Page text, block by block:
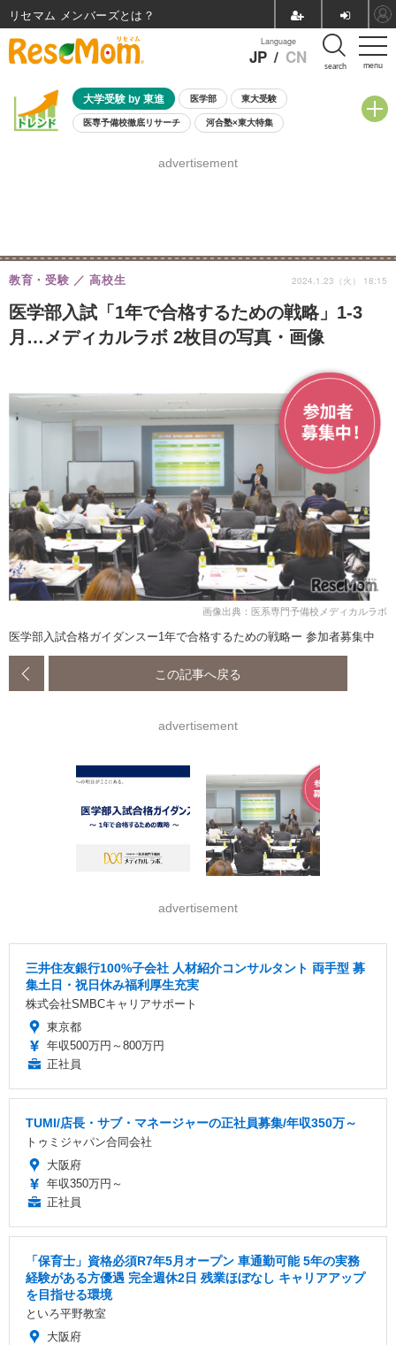
menu
Language
JP / CN search
大学受験 by 東進 医学部 東大受験
医専予備校徹底リサーチ 河合塾×東大特集
8月開催学校説明会・相談会
advertisement
医学部入試「1年で合格するための戦略」1-3
月…メディカルラボ 2枚目の写真・画像
教育・受験 高校生 2024.1.23（火） 18:15
画像出典：医系専門予備校メディカルラボ
医学部入試合格ガイダンスー1年で合格するための戦略ー 参加者募集中
この記事へ戻る
advertisement
advertisement
三井住友銀行100%子会社 人材紹介コンサルタント 両手型 募
集土日・祝日休み福利厚生充実
株式会社SMBCキャリアサポート
東京都
年収500万円～800万円
正社員
TUMI/店長・サブ・マネージャーの正社員募集/年収350万～
トゥミジャパン合同会社
大阪府
年収350万円～
正社員
「保育士」資格必須R7年5月オープン 車通勤可能 5年の実務
経験がある方優遇 完全週休2日 残業ほぼなし キャリアアップ
を目指せる環境
といろ平野教室
大阪府
リセマム メンバーズ